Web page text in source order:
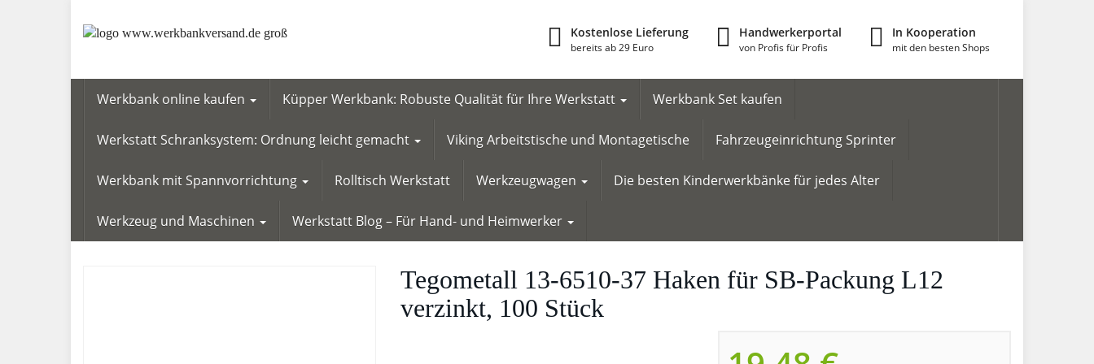
Kostenlose Lieferung
bereits ab 29 Euro
Handwerkerportal
von Profis für Profis
In Kooperation
mit den besten Shops
Werkbank online kaufen Küpper Werkbank: Robuste Qualität für Ihre Werkstatt Werkbank Set kaufen
Werkstatt Schranksystem: Ordnung leicht gemacht Viking Arbeitstische und Montagetische Fahrzeugeinrichtung Sprinter
Werkbank mit Spannvorrichtung Rolltisch Werkstatt Werkzeugwagen Die besten Kinderwerkbänke für jedes Alter
Werkzeug und Maschinen Werkstatt Blog – Für Hand- und Heimwerker
Tegometall 13-6510-37 Haken für SB-Packung L12
verzinkt, 100 Stück